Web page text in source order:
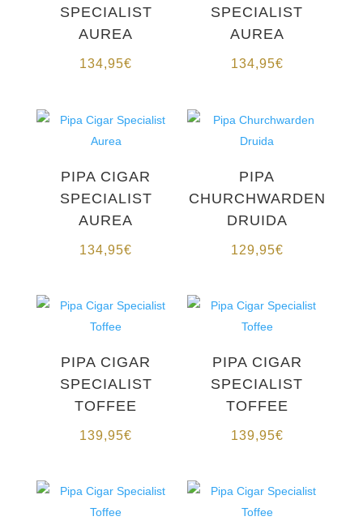
SPECIALIST
AUREA
134,95€
SPECIALIST
AUREA
134,95€
PIPA CIGAR
SPECIALIST
AUREA
134,95€
PIPA
CHURCHWARDEN
DRUIDA
129,95€
PIPA CIGAR
SPECIALIST
TOFFEE
139,95€
PIPA CIGAR
SPECIALIST
TOFFEE
139,95€